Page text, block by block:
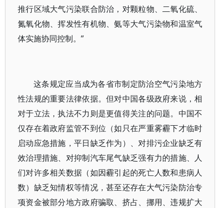
推行区域大气污染联合防治，对颗粒物、二氧化硫、
氮氧化物、挥发性有机物、氨等大气污染物和温室气
体实施协同控制。”
这条规定应当成为各省市制定防治空气污染地方
性法规的重要法律依据。但对中国各级政府来说，相
对于立法，执法不力则是更值得关注的问题。中国不
仅存在着政府监管不到位（如只在严重雾霾下才临时
启动应急措施，平日缺乏作为）、对排污企业缺乏有
效治理措施、对抑制汽车尾气缺乏强有力的措施、人
们对许多相关数据（如因霾引起的死亡人数和患病人
数）缺乏知情权等情况，甚至还存在大气污染防治专
项资金被部分地方政府骗取、挤占、挪用、违规扩大